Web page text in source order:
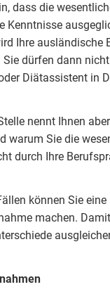
dass die
Kenntnisse
Ihre ausländische
dürfen dann
Diätassistent in
nennt Ihnen
warum Sie die
durch Ihre
können Sie eine
machen.